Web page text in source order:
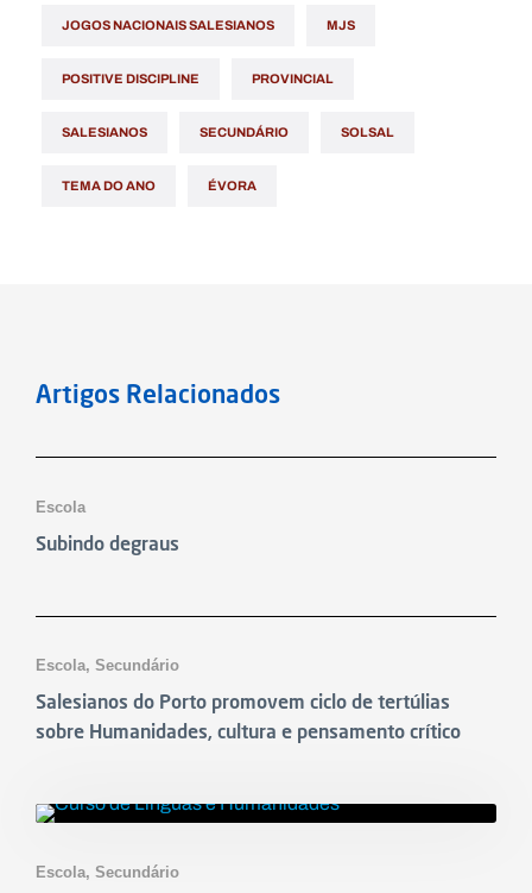
JOGOS NACIONAIS SALESIANOS MJS
POSITIVE DISCIPLINE PROVINCIAL
SALESIANOS SECUNDÁRIO SOLSAL
TEMA DO ANO ÉVORA
Artigos Relacionados
Escola
Subindo degraus
Escola, Secundário
Salesianos do Porto promovem ciclo de tertúlias
sobre Humanidades, cultura e pensamento crítico
Escola, Secundário